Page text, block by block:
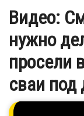
Видео:
нужно
просели
сваи